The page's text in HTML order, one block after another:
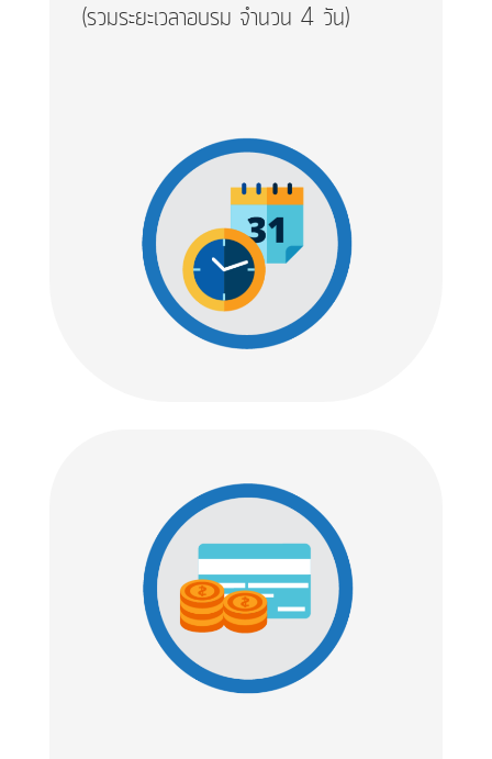
(รวมระยะเวลาอบรม จำนวน 4 วัน)